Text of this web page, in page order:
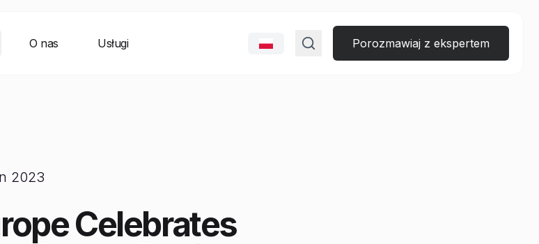
O nas Usługi Porozmawiaj z ekspertem
2023
Celebrates